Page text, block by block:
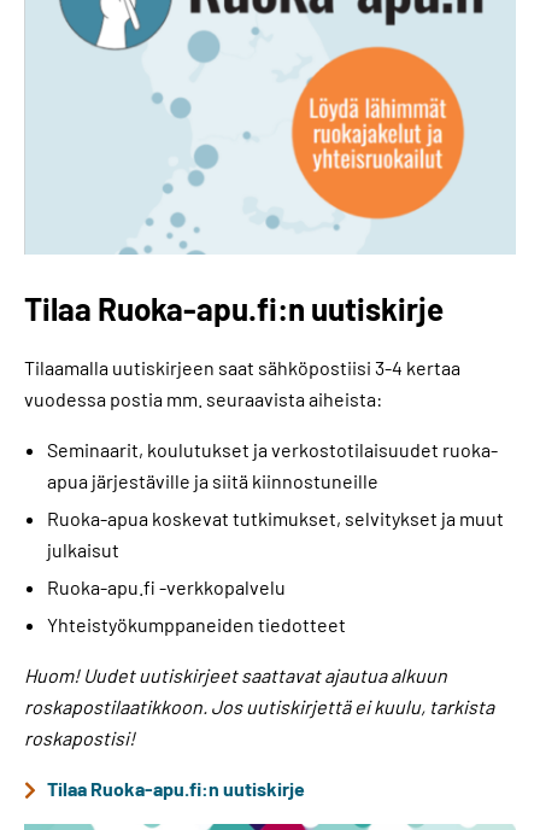
Tilaa Ruoka-apu.fi:n uutiskirje
Tilaamalla uutiskirjeen saat sähköpostiisi 3-4 kertaa
vuodessa postia mm. seuraavista aiheista:
Seminaarit, koulutukset ja verkostotilaisuudet ruoka-
apua järjestäville ja siitä kiinnostuneille
Ruoka-apua koskevat tutkimukset, selvitykset ja muut
julkaisut
Ruoka-apu.fi -verkkopalvelu
Yhteistyökumppaneiden tiedotteet
Huom! Uudet uutiskirjeet saattavat ajautua alkuun
roskapostilaatikkoon. Jos uutiskirjettä ei kuulu, tarkista
roskapostisi!
Tilaa Ruoka-apu.fi:n uutiskirje